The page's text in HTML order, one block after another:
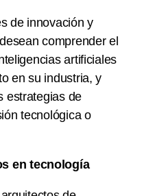
de innovación y
comprender el
artificiales
en su industria, y
estrategias de
tecnológica o
en tecnología